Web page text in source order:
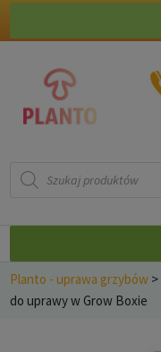
Wyszukiwarka
produktów
Planto - uprawa grzybów >
do uprawy w Grow Boxie